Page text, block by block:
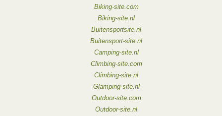
Biking-site.com
Biking-site.nl
Buitensportsite.nl
Buitensport-site.nl
Camping-site.nl
Climbing-site.com
Climbing-site.nl
Glamping-site.nl
Outdoor-site.com
Outdoor-site.nl